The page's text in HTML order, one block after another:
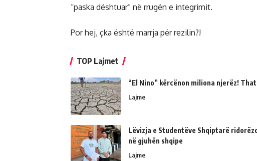
“paska dështuar” në rrugën e integrimit.
Por hej, çka është marrja për rezilin?!
TOP Lajmet
“El Nino” kërcënon miliona njerëz!
Lajme
Lëvizja e Studentëve Shqiptarë
në gjuhën shqipe
Lajme